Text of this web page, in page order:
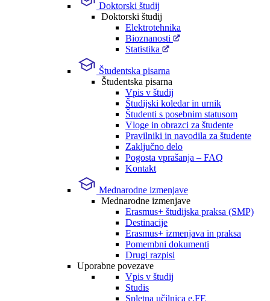
Doktorski študij
Doktorski študij
Elektrotehnika
Bioznanosti
Statistika
Študentska pisarna
Študentska pisarna
Vpis v študij
Študijski koledar in urnik
Študenti s posebnim statusom
Vloge in obrazci za študente
Pravilniki in navodila za študente
Zaključno delo
Pogosta vprašanja – FAQ
Kontakt
Mednarodne izmenjave
Mednarodne izmenjave
Erasmus+ študijska praksa (SMP)
Destinacije
Erasmus+ izmenjava in praksa
Pomembni dokumenti
Drugi razpisi
Uporabne povezave
Vpis v študij
Studis
Spletna učilnica e.FE